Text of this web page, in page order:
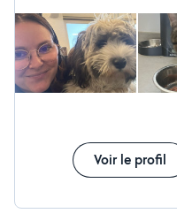
conseille vivement !
Voir le profil